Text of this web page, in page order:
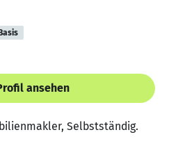
ansehen
Selbstständig.